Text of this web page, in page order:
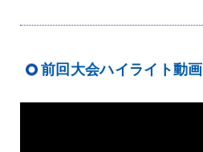
前回大会ハイライト動画